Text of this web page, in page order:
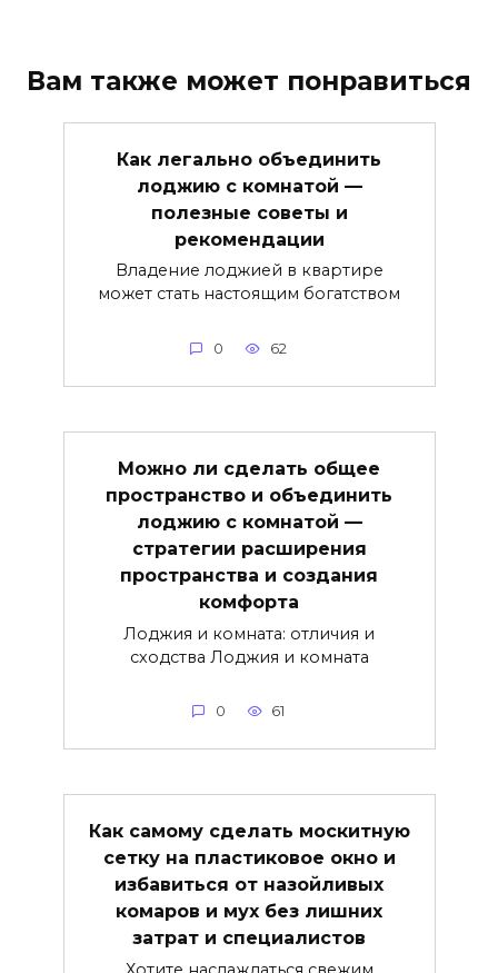
Вам также может понравиться
Как легально объединить
лоджию с комнатой —
полезные советы и
рекомендации
Владение лоджией в квартире
может стать настоящим богатством
0 62
Можно ли сделать общее
пространство и объединить
лоджию с комнатой —
стратегии расширения
пространства и создания
комфорта
Лоджия и комната: отличия и
сходства Лоджия и комната
0 61
Как самому сделать москитную
сетку на пластиковое окно и
избавиться от назойливых
комаров и мух без лишних
затрат и специалистов